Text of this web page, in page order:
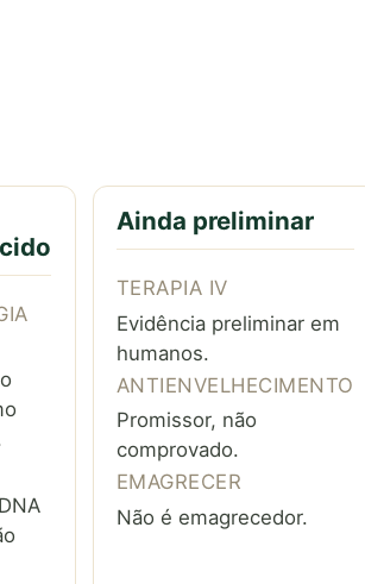
Ainda preliminar
TERAPIA IV
Evidência preliminar em
humanos.
ANTIENVELHECIMENTO
Promissor, não
comprovado.
EMAGRECER
Não é emagrecedor.